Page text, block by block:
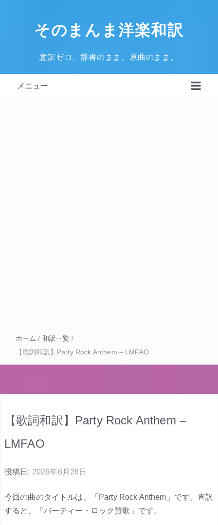
そのまんま洋楽和訳
意訳ゼロ、辞書のまま、原曲のまま。
メニュー
ホーム / 和訳一覧 /
【歌詞和訳】Party Rock Anthem – LMFAO
【歌詞和訳】Party Rock Anthem –
LMFAO
投稿日: 2026年6月26日
今回の曲のタイトルは、「Party Rock Anthem」です。直訳
すると、「パーティー・ロック賛歌」です。